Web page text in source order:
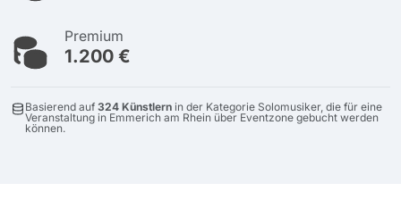
Premium
1.200 €
Basierend auf 324 Künstlern in der Kategorie Solomusiker, die für eine
Veranstaltung in Emmerich am Rhein über Eventzone gebucht werden
können.